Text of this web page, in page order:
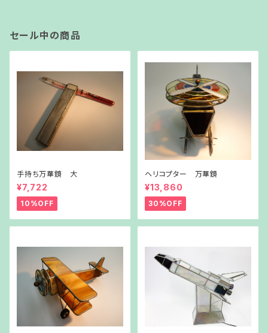
セール中の商品
手持ち万華鏡 大
¥7,722
10%OFF
ヘリコプター 万華鏡
¥13,860
30%OFF